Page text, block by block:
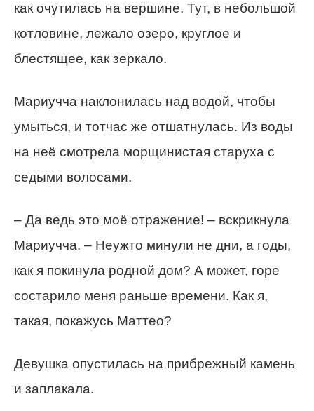
как очутилась на вершине. Тут, в небольшой
котловине, лежало озеро, круглое и
блестящее, как зеркало.
Мариучча наклонилась над водой, чтобы
умыться, и тотчас же отшатнулась. Из воды
на неё смотрела морщинистая старуха с
седыми волосами.
– Да ведь это моё отражение! – вскрикнула
Мариучча. – Неужто минули не дни, а годы,
как я покинула родной дом? А может, горе
состарило меня раньше времени. Как я,
такая, покажусь Маттео?
Девушка опустилась на прибрежный камень
и заплакала.